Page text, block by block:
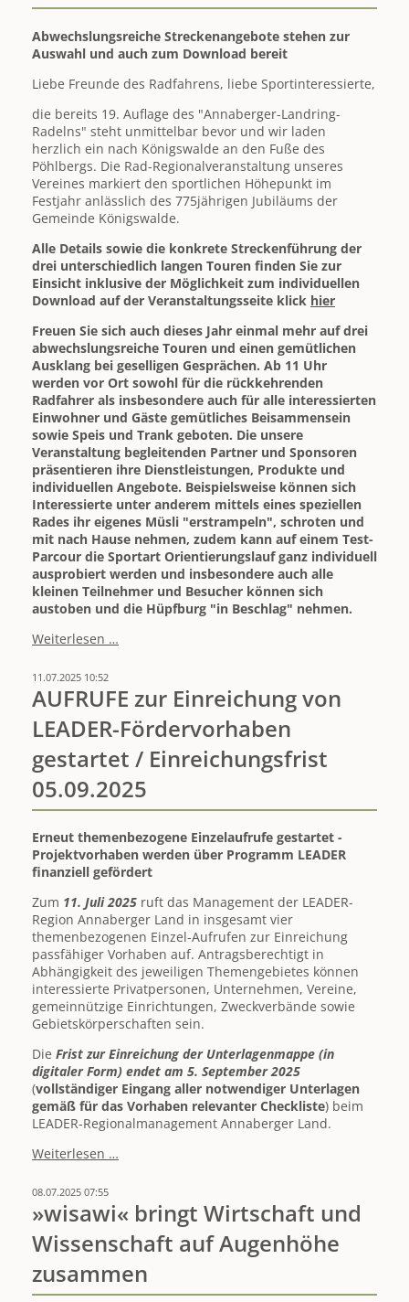
zusammen
Abwechslungsreiche Streckenangebote stehen zur
Auswahl und auch zum Download bereit
Liebe Freunde des Radfahrens, liebe Sportinteressierte,
die bereits 19. Auflage des "Annaberger-Landring-
Radelns" steht unmittelbar bevor und wir laden
herzlich ein nach Königswalde an den Fuße des
Pöhlbergs. Die Rad-Regionalveranstaltung unseres
Vereines markiert den sportlichen Höhepunkt im
Festjahr anlässlich des 775jährigen Jubiläums der
Gemeinde Königswalde.
Alle Details sowie die konkrete Streckenführung der
drei unterschiedlich langen Touren finden Sie zur
Einsicht inklusive der Möglichkeit zum individuellen
Download auf der Veranstaltungsseite klick hier
Freuen Sie sich auch dieses Jahr einmal mehr auf drei
abwechslungsreiche Touren und einen gemütlichen
Ausklang bei geselligen Gesprächen. Ab 11 Uhr
werden vor Ort sowohl für die rückkehrenden
Radfahrer als insbesondere auch für alle interessierten
Einwohner und Gäste gemütliches Beisammensein
sowie Speis und Trank geboten. Die unsere
Veranstaltung begleitenden Partner und Sponsoren
präsentieren ihre Dienstleistungen, Produkte und
individuellen Angebote. Beispielsweise können sich
Interessierte unter anderem mittels eines speziellen
Rades ihr eigenes Müsli "erstrampeln", schroten und
mit nach Hause nehmen, zudem kann auf einem Test-
Parcour die Sportart Orientierungslauf ganz individuell
ausprobiert werden und insbesondere auch alle
kleinen Teilnehmer und Besucher können sich
austoben und die Hüpfburg "in Beschlag" nehmen.
Weiterlesen …
-
Herzliche
Einladung
zum
"Annaberger-
Radeln"
am
17.08.
11.07.2025 10:52
AUFRUFE zur Einreichung von
LEADER-Fördervorhaben
gestartet / Einreichungsfrist
05.09.2025
Erneut themenbezogene Einzelaufrufe gestartet -
Projektvorhaben werden über Programm LEADER
finanziell gefördert
Zum 11. Juli 2025 ruft das Management der LEADER-
Region Annaberger Land in insgesamt vier
themenbezogenen Einzel-Aufrufen zur Einreichung
passfähiger Vorhaben auf. Antragsberechtigt in
Abhängigkeit des jeweiligen Themengebietes können
interessierte Privatpersonen, Unternehmen, Vereine,
gemeinnützige Einrichtungen, Zweckverbände sowie
Gebietskörperschaften sein.
Die Frist zur Einreichung der Unterlagenmappe (in
digitaler Form) endet am 5. September 2025
(vollständiger Eingang aller notwendiger Unterlagen
gemäß für das Vorhaben relevanter Checkliste) beim
LEADER-Regionalmanagement Annaberger Land.
Weiterlesen …
von
LEADER-
Fördervorhaben
gestartet
/
Einreichungsfrist
08.07.2025 07:55
»wisawi« bringt Wirtschaft und
Wissenschaft auf Augenhöhe
zusammen